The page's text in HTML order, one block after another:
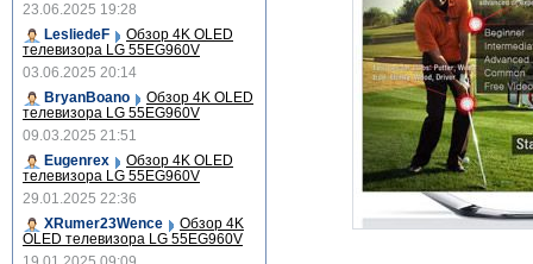
23.06.2025 19:28
LesliedeF
Обзор 4K OLED
телевизора LG 55EG960V
03.06.2025 20:14
BryanBoano
Обзор 4K OLED
телевизора LG 55EG960V
09.03.2025 21:51
Eugenrex
Обзор 4K OLED
телевизора LG 55EG960V
29.01.2025 22:36
XRumer23Wence
Обзор 4K
OLED телевизора LG 55EG960V